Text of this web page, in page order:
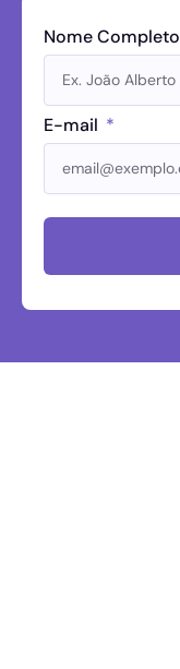
Nome Completo
E-mail